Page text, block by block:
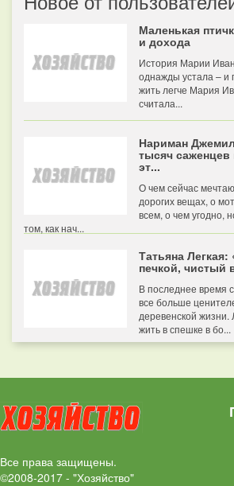
Маленькая
и дохода
История Марии
однажды устала – и
жить легче Мария
считала...
Нариман
тысяч
эт...
О чем сейчас
дорогих вещах, о
всем, о чем угодно,
том, как нач...
Татьяна
печкой, чистый
В последнее время
все больше
деревенской
жить в спешке в бо...
Все права защищены.
©2008-2017 - "Хозяйство"